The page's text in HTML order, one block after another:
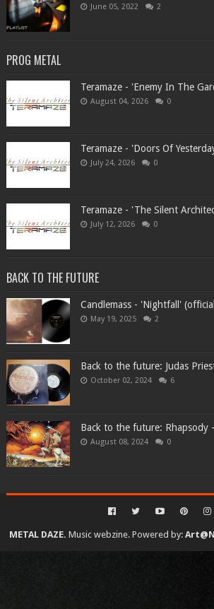
June 05, 2022 2
PROG METAL
Teramaze - 'Enemy In The
August 04, 2026 0
Teramaze - 'Doors Of
July 24, 2026 0
Teramaze - 'The Silent
July 12, 2026 0
BACK TO THE FUTURE
Candlemass - 'Nightfall'
May 19, 2025 2
Back to the future: Judas
October 02, 2024 6
Back to the future: Rhapsody
August 08, 2024 0
METAL DAZE. Music webzine. Powered by: